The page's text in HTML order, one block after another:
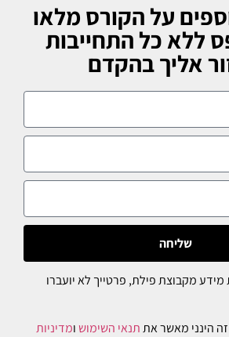
על הקורס מלאו
ללא כל התחייבות
אליך בהקדם
מקבוצת פילת, פרטייך לא יועברו
הינני מאשר אתתנאי השימושומדיניות
שליחה